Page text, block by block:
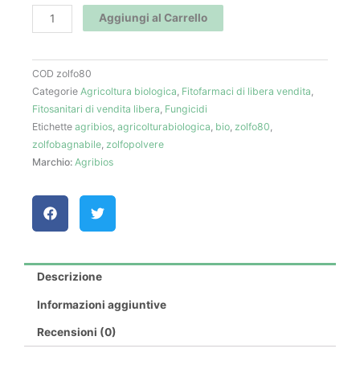
5,50 €
Paese
Aggiungi al Carrello
COD zolfo80
Categorie Agricoltura biologica, Fitofarmaci di libera vendita,
Fitosanitari di vendita libera, Fungicidi
Etichette agribios, agricolturabiologica, bio, zolfo80,
zolfobagnabile, zolfopolvere
Marchio: Agribios
Descrizione
Informazioni aggiuntive
Recensioni (0)